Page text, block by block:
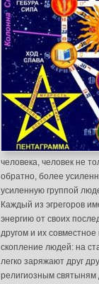
человека, человек не
обратно, более
усиленную группой
Каждый из эгрегоров
энергию от своих
другом и их
скопление людей: на
легко заряжают друг
религиозным